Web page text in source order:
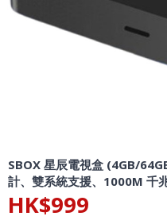
SBOX 星辰電視盒 (4GB/
計、雙系統支援、1000M 千
HK$999